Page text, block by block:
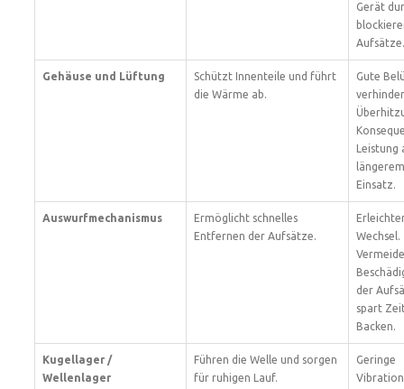
Gerät
Aufsätze.
Gehäuse und Lüftung
Schützt Innenteile und führt
die Wärme ab.
Gute
Leistung
längerem
Einsatz.
Auswurfmechanismus
Ermöglicht schnelles
Entfernen der Aufsätze.
Wechsel.
der
spart
Backen.
Kugellager /
Wellenlager
Führen die Welle und sorgen
für ruhigen Lauf.
Geringe